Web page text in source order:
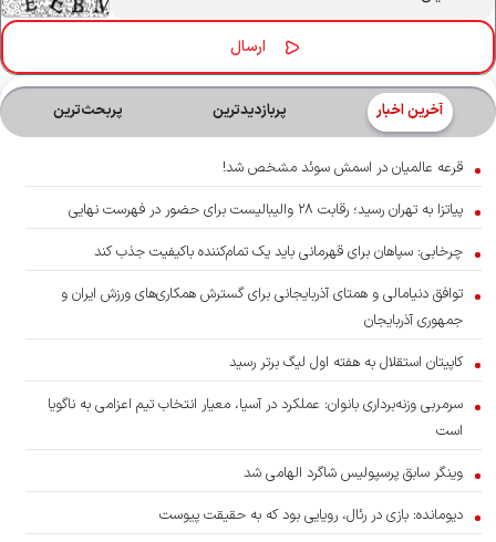
آخرین اخبار پربازدیدترین پربحث‌ترین‌
قرعه عالمیان در اسمش سوئد مشخص شد!
پیاتزا به تهران رسید؛ رقابت ۲۸ والیبالیست برای حضور در فهرست نهایی
چرخابی: سپاهان برای قهرمانی باید یک تمام‌کننده باکیفیت جذب کند
توافق دنیامالی و همتای آذربایجانی برای گسترش همکاری‌های ورزش ایران و
جمهوری آذربایجان
کاپیتان استقلال به هفته اول لیگ برتر رسید
سرمربی وزنه‌برداری بانوان: عملکرد در آسیا، معیار انتخاب تیم اعزامی به ناگویا
است
وینگر سابق پرسپولیس شاگرد الهامی شد
دیومانده: بازی در رئال، رویایی بود که به حقیقت پیوست